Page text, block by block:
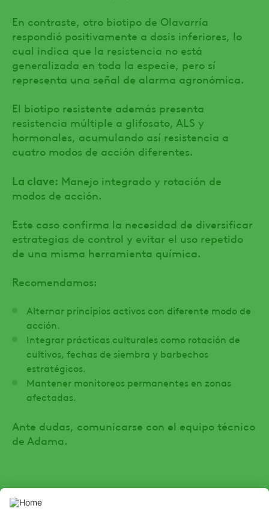
En contraste, otro biotipo de Olavarría
respondió positivamente a dosis inferiores, lo
cual indica que la resistencia no está
generalizada en toda la especie, pero sí
representa una señal de alarma agronómica.
El biotipo resistente además presenta
resistencia múltiple a glifosato, ALS y
hormonales, acumulando así resistencia a
cuatro modos de acción diferentes.
La clave: Manejo integrado y rotación de
modos de acción.
Este caso confirma la necesidad de diversificar
estrategias de control y evitar el uso repetido
de una misma herramienta química.
Recomendamos:
Alternar principios activos con diferente modo de
acción.
Integrar prácticas culturales como rotación de
cultivos, fechas de siembra y barbechos
estratégicos.
Mantener monitoreos permanentes en zonas
afectadas.
Ante dudas, comunicarse con el equipo técnico
de Adama.